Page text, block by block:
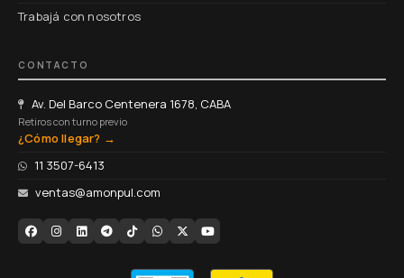
Trabajá con nosotros
CONTACTO
Av. Del Barco Centenera 1678, CABA
Retiros con turno previo
¿Cómo llegar? →
11 3507-6413
ventas@amonpul.com